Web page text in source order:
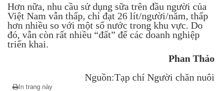
Hơn nữa, nhu cầu sử dụng sữa trên đầu người của
Việt Nam vẫn thấp, chỉ đạt 26 lít/người/năm, thấp
hơn nhiều so với một số nước trong khu vực. Do
đó, vẫn còn rất nhiều “đất” để các doanh nghiệp
triển khai.
Phan Thảo
Nguồn:Tạp chí Người chăn nuôi
In trang này